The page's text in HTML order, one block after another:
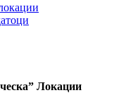
Локации